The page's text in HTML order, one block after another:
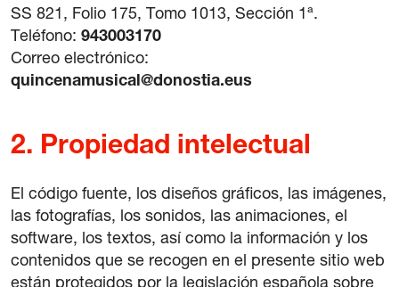
Friends
Newsletter
SS 821, Folio 175, Tomo 1013, Sección 1ª.
Teléfono: 943003170
Correo electrónico:
quincenamusical@donostia.eus
2. Propiedad intelectual
El código fuente, los diseños gráficos, las imágenes,
las fotografías, los sonidos, las animaciones, el
software, los textos, así como la información y los
contenidos que se recogen en el presente sitio web